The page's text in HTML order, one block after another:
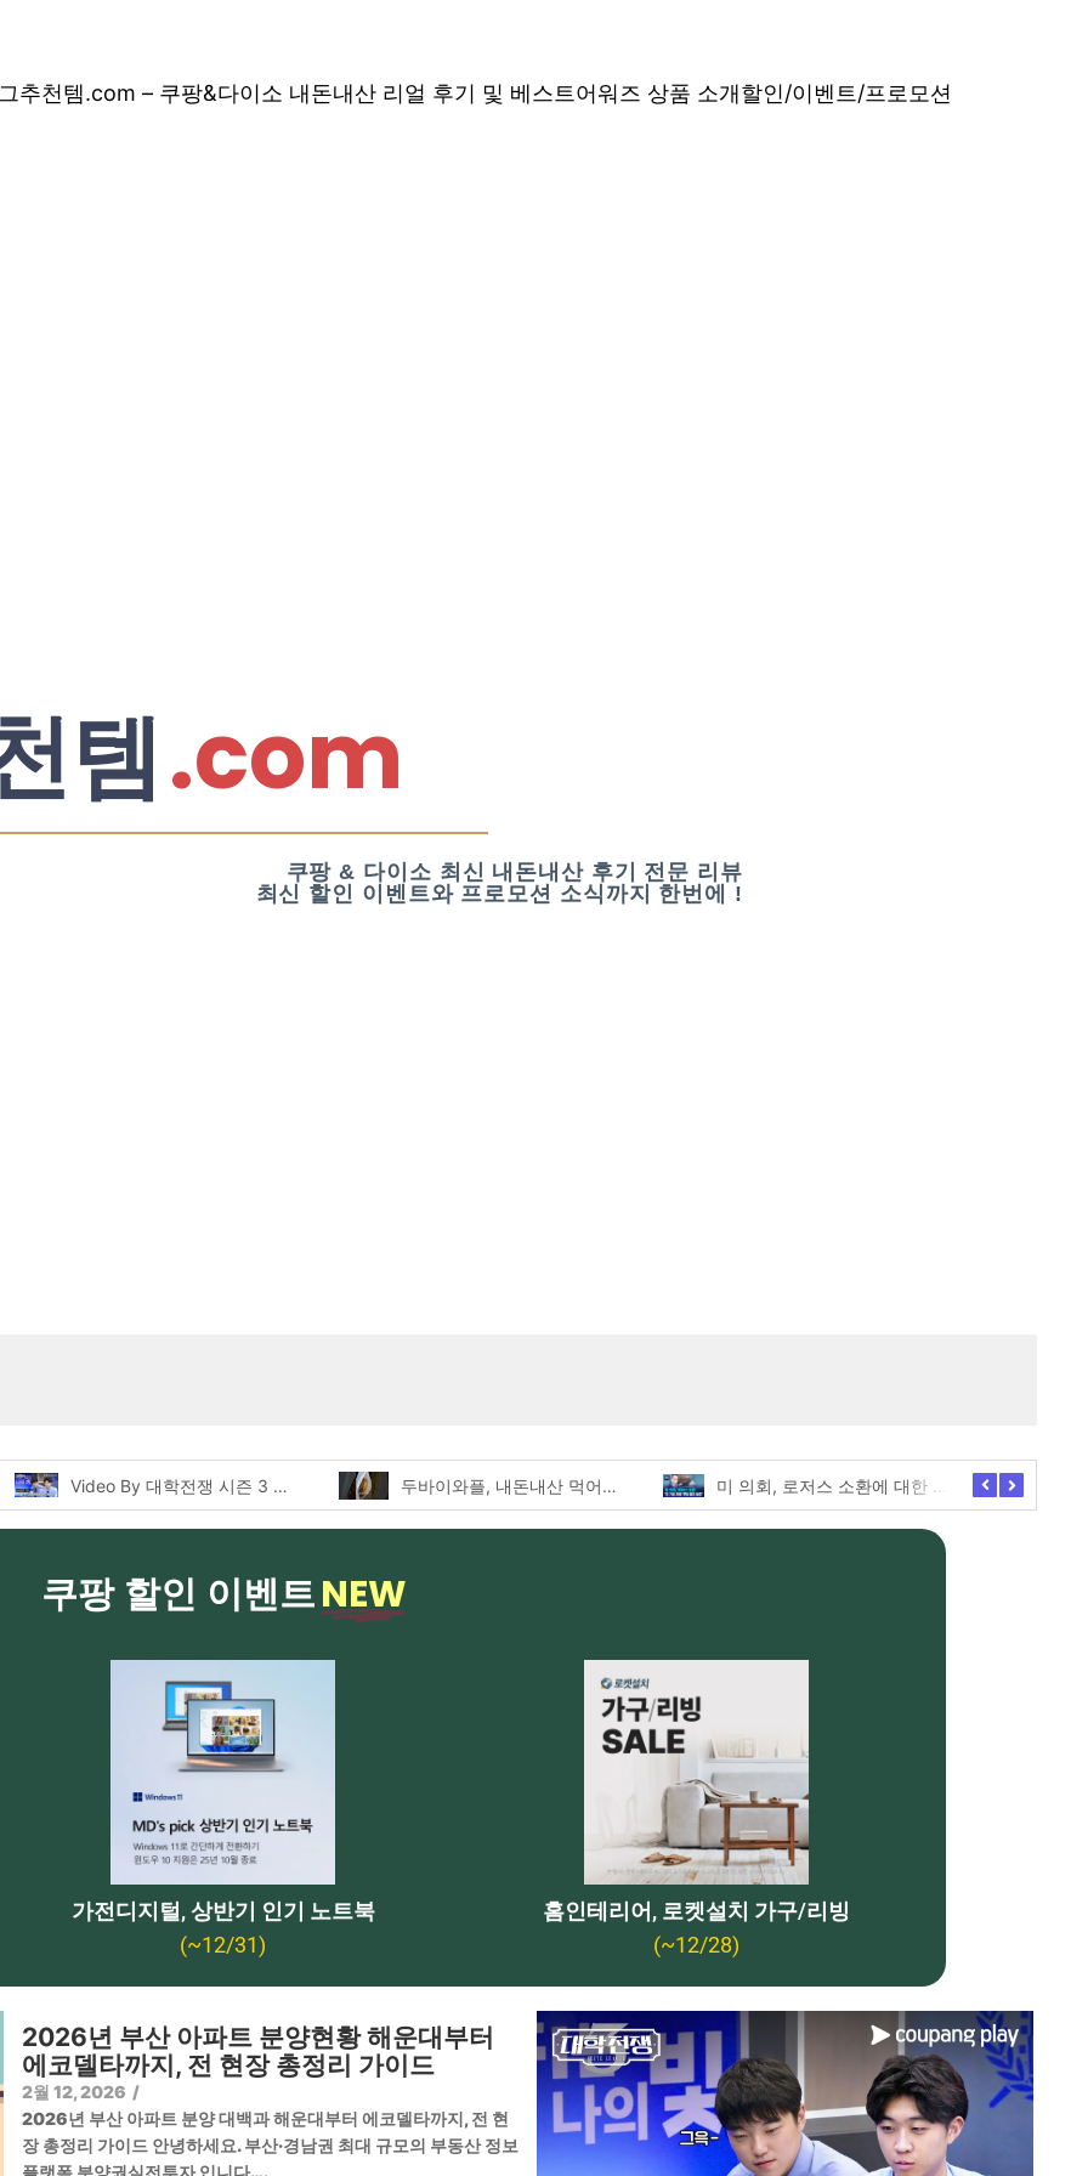
추천템.com – 쿠팡&다이소 내돈내산 리얼 후기 및 베스트어워즈 상품 소개할인/이벤트/프로모션
템.com
쿠팡 & 다이소 최신 내돈내산 후기 전문 리뷰
최신 할인 이벤트와 프로모션 소식까지 한번에 !
Video By 대학전쟁 시즌 3 전편 공개 완료! 두바이와플, 내돈내산 먹어본 찐후기!
쿠팡 할인 이벤트 NEW
가전디지털, 상반기 인기 노트북
(~12/31)
홈인테리어, 로켓설치 가구/리빙
(~12/28)
2026년 부산 아파트 분양현황 해운대부터
에코델타까지, 전 현장 총정리 가이드
2월 12, 2026 /
2026년 부산 아파트 분양 대백과 해운대부터 에코델타까지, 전 현
장 총정리 가이드 안녕하세요. 부산·경남권 최대 규모의 부동산 정보